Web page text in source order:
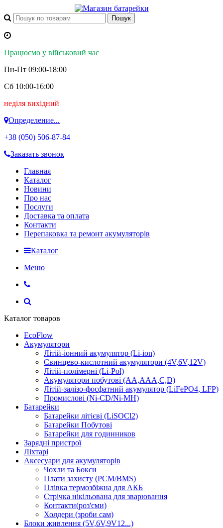
Працюємо у військовий час
Пн-Пт 09:00-18:00
Сб 10:00-16:00
неділя вихідний
Определение...
+38 (050) 506-87-84
Заказать звонок
Главная
Каталог
Новини
Про нас
Послуги
Доставка та оплата
Контакти
Перепаковка та ремонт акумуляторів
Каталог
Меню
Каталог товаров
EcoFlow
Акумулятори
Літій-іонний акумулятор (Li-ion)
Свинцево-кислотний акумулятори (4V,6V,12V)
Літій-полімерні (Li-Pol)
Акумулятори побутові (AA,AAA,C,D)
Літій-залізо-фосфатний акумулятор (LiFePO4, LFP)
Промислові (Ni-CD/Ni-MH)
Батарейки
Батарейки літієві (LiSOCl2)
Батарейки Побутові
Батарейки для годинников
Зарядні пристрої
Ліхтарі
Аксесуари для акумуляторів
Чохли та Бокси
Плати захисту (PCM/BMS)
Плівка термозбіжна для АКБ
Стрічка нікільована для зварювання
Контакти(роз'єми)
Холдери (зроби сам)
Блоки живлення (5V,6V,9V12...)